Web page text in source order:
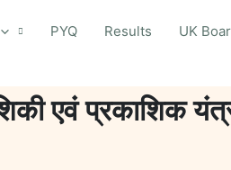
PYQ Results UK
एवं प्रकाशिक